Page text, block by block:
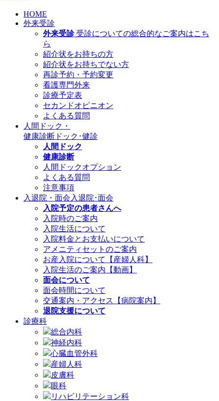
HOME
外来受診
外来受診 受診についての総合的なご案内はこち
ら
紹介状をお持ちの方
紹介状をお持ちでない方
再診予約・予約変更
看護専門外来
診療予定表
セカンドオピニオン
よくある質問
人間ドック・
健康診断 ドック･健診
人間ドック
健康診断
人間ドックオプション
よくある質問
注意事項
入退院・面会 入退院･面会
入院予定の患者さんへ
入院時のご案内
入院生活について
入院料金とお支払いについて
アメニティセットのご案内
お産入院について【産婦人科】
入院生活のご案内【動画】
面会について
面会時間について
交通案内・アクセス【病院案内】
退院支援について
診療科
総合内科
神経内科
心臓血管外科
産婦人科
皮膚科
眼科
リハビリテーション科